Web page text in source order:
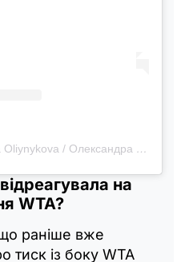
Публикация от Oleksandra Oliynykova / Олександра Олійникова ✙ (@_drones4ua.org_)
на
WTA?
раніше вже
тиск із боку WTA